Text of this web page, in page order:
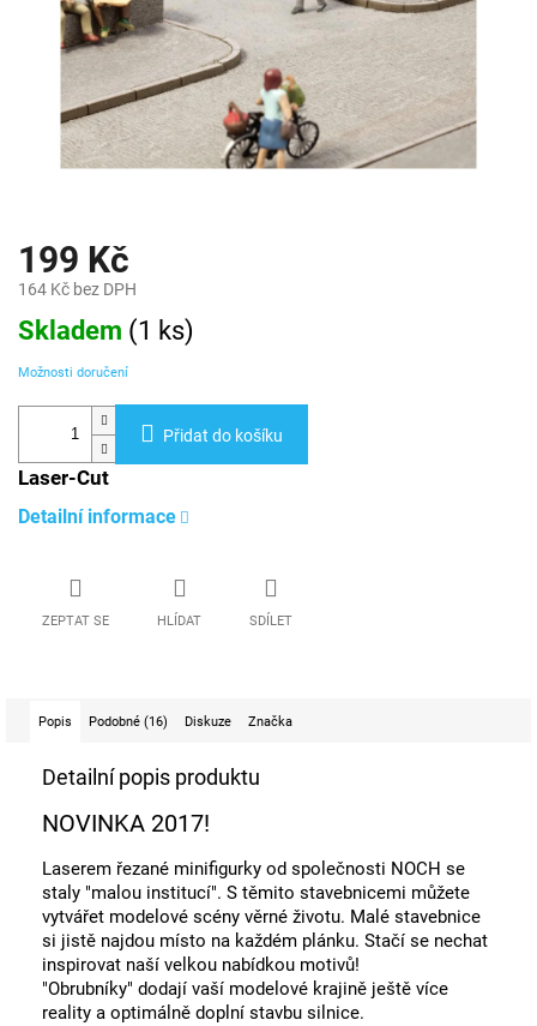
199 Kč
164 Kč bez DPH
Měrná
cena:
Skladem (1 ks)
Možnosti doručení
Přidat do košíku
Laser-Cut
Detailní informace
ZEPTAT SE HLÍDAT SDÍLET
Popis Podobné (16) Diskuze Značka
Detailní popis produktu
NOVINKA 2017!
Laserem řezané minifigurky od společnosti NOCH se
staly "malou institucí". S těmito stavebnicemi můžete
vytvářet modelové scény věrné životu. Malé stavebnice
si jistě najdou místo na každém plánku. Stačí se nechat
inspirovat naší velkou nabídkou motivů!
"Obrubníky" dodají vaší modelové krajině ještě více
reality a optimálně doplní stavbu silnice.